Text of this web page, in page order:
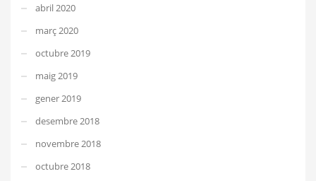
abril 2020
març 2020
octubre 2019
maig 2019
gener 2019
desembre 2018
novembre 2018
octubre 2018